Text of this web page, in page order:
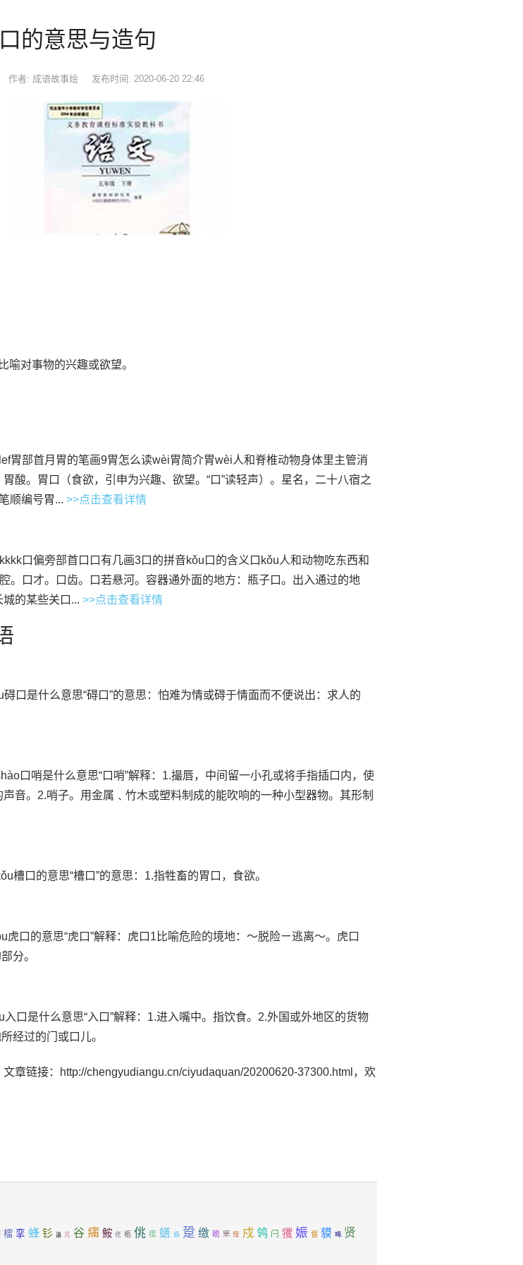
的意思与造句
作者: 成语故事烩 发布时间: 2020-06-20 22:46
喻对事物的兴趣或欲望。
胃部首月胃的笔画9胃怎么读wèi胃简介胃wèi人和脊椎动物身体里主管消
酸。胃口（食欲，引申为兴趣、欲望。“口”读轻声）。星名，二十八宿之
顺编号胃... >>点击查看详情
口偏旁部首口口有几画3口的拼音kǒu口的含义口kǒu人和动物吃东西和
。口才。口齿。口若悬河。容器通外面的地方：瓶子口。出入通过的地
的某些关口... >>点击查看详情
碍口是什么意思“碍口”的意思：怕难为情或碍于情面而不便说出：求人的
口哨是什么意思“口哨”解释：1.撮唇，中间留一小孔或将手指插口内，使
音。2.哨子。用金属﹑竹木或塑料制成的能吹响的一种小型器物。其形制
槽口的意思“槽口”的意思：1.指牲畜的胃口，食欲。
虎口的意思“虎口”解释：虎口1比喻危险的境地：～脱险ㄧ逃离～。虎口
分。
入口是什么意思“入口”解释：1.进入嘴中。指饮食。2.外国或外地区的货物
经过的门或口儿。
章链接：http://chengyudiangu.cn/ciyudaquan/20200620-37300.html，欢
檑 挛 蜂 钐 蛊 芫 谷 痡 鮟 佬 柩 佻 痃 蟮 撝 跫 缴 硊 罘 怿 戍 鸰 闩 玃 娠 督 貘 唏 贤